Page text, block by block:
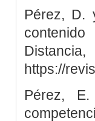
Pérez, D.
https://
Pérez,